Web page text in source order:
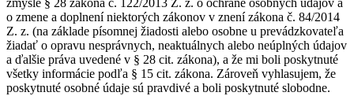
zmysle § 28 zákona č. 122/2013 Z. z. o ochrane osobných údajov a
o zmene a doplnení niektorých zákonov v znení zákona č. 84/2014
Z. z. (na základe písomnej žiadosti alebo osobne u prevádzkovateľa
žiadať o opravu nesprávnych, neaktuálnych alebo neúplných údajov
a ďalšie práva uvedené v § 28 cit. zákona), a že mi boli poskytnuté
všetky informácie podľa § 15 cit. zákona. Zároveň vyhlasujem, že
poskytnuté osobné údaje sú pravdivé a boli poskytnuté slobodne.